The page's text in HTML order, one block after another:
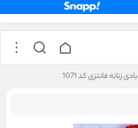
بادی زنانه فانتزی کد 1071